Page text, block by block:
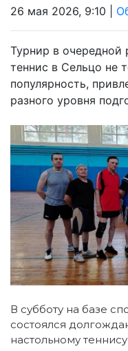
26 мая 2026, 9:10 |
Турнир в очередной
теннис в Сельцо не
популярность,
разного уровня
В субботу на базе
состоялся
настольному